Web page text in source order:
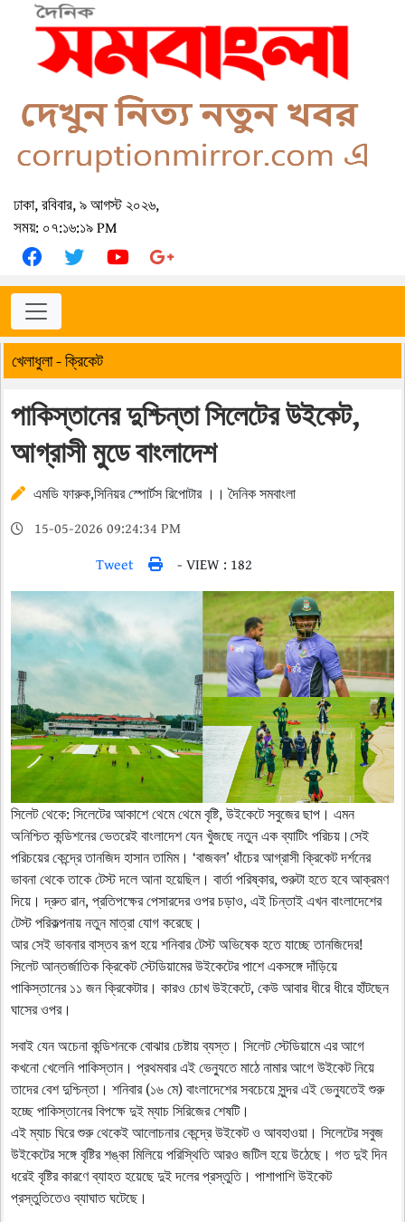
ঢাকা, রবিবার, ৯ আগস্ট ২০২৬,
সময়: ০৭:১৬:১৯ PM
খেলাধুলা - ক্রিকেট
পাকিস্তানের দুশ্চিন্তা সিলেটের উইকেট,
আগ্রাসী মুডে বাংলাদেশ
এমডি ফারুক,সিনিয়র স্পোর্টস রিপোটার ।। দৈনিক সমবাংলা
15-05-2026 09:24:34 PM
Tweet
- VIEW : 182
সিলেট থেকে: সিলেটের আকাশে থেমে থেমে বৃষ্টি, উইকেটে সবুজের ছাপ। এমন
অনিশ্চিত কন্ডিশনের ভেতরেই বাংলাদেশ যেন খুঁজছে নতুন এক ব্যাটিং পরিচয়।সেই
পরিচয়ের কেন্দ্রে তানজিদ হাসান তামিম। ‘বাজবল’ ধাঁচের আগ্রাসী ক্রিকেট দর্শনের
ভাবনা থেকে তাকে টেস্ট দলে আনা হয়েছিল। বার্তা পরিষ্কার, শুরুটা হতে হবে আক্রমণ
দিয়ে। দ্রুত রান, প্রতিপক্ষের পেসারদের ওপর চড়াও, এই চিন্তাই এখন বাংলাদেশের
টেস্ট পরিকল্পনায় নতুন মাত্রা যোগ করেছে।
আর সেই ভাবনার বাস্তব রূপ হয়ে শনিবার টেস্ট অভিষেক হতে যাচ্ছে তানজিদের!
সিলেট আন্তর্জাতিক ক্রিকেট স্টেডিয়ামের উইকেটের পাশে একসঙ্গে দাঁড়িয়ে
পাকিস্তানের ১১ জন ক্রিকেটার। কারও চোখ উইকেটে, কেউ আবার ধীরে ধীরে হাঁটছেন
ঘাসের ওপর।
সবাই যেন অচেনা কন্ডিশনকে বোঝার চেষ্টায় ব্যস্ত। সিলেট স্টেডিয়ামে এর আগে
কখনো খেলেনি পাকিস্তান। প্রথমবার এই ভেন্যুতে মাঠে নামার আগে উইকেট নিয়ে
তাদের বেশ দুশ্চিন্তা। শনিবার (১৬ মে) বাংলাদেশের সবচেয়ে সুন্দর এই ভেন্যুতেই শুরু
হচ্ছে পাকিস্তানের বিপক্ষে দুই ম্যাচ সিরিজের শেষটি।
এই ম্যাচ ঘিরে শুরু থেকেই আলোচনার কেন্দ্রে উইকেট ও আবহাওয়া। সিলেটের সবুজ
উইকেটের সঙ্গে বৃষ্টির শঙ্কা মিলিয়ে পরিস্থিতি আরও জটিল হয়ে উঠেছে। গত দুই দিন
ধরেই বৃষ্টির কারণে ব্যাহত হয়েছে দুই দলের প্রস্তুতি। পাশাপাশি উইকেট
প্রস্তুতিতেও ব্যাঘাত ঘটেছে।